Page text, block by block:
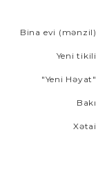
Bina evi (mənzil)
Yeni tikili
"Yeni Həyat"
Bakı
Xətai